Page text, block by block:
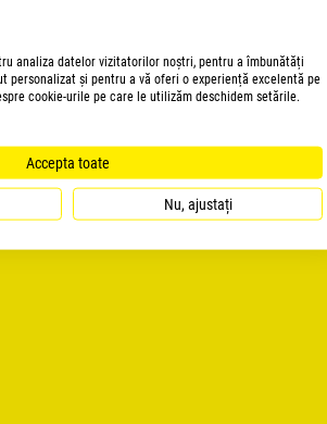
analiza datelor vizitatorilor noștri, pentru a îmbunătăți
personalizat și pentru a vă oferi o experiență excelentă pe
cookie-urile pe care le utilizăm deschidem setările.
Accepta toate
Nu, ajustați